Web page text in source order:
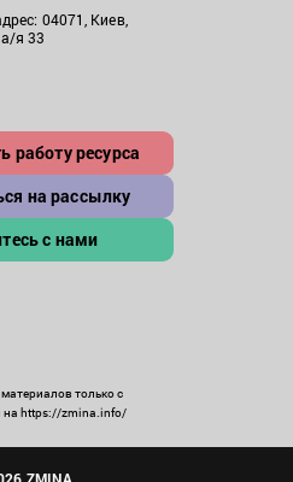
04071, Киев,
а/я 33
работу ресурса
на рассылку
с нами
только с
на https://zmina.info/
ZMINA